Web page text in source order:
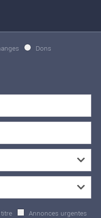
Dons
Annonces urgentes